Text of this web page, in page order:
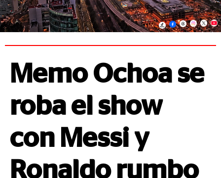
Memo Ochoa se
roba el show
con Messi y
Ronaldo rumbo